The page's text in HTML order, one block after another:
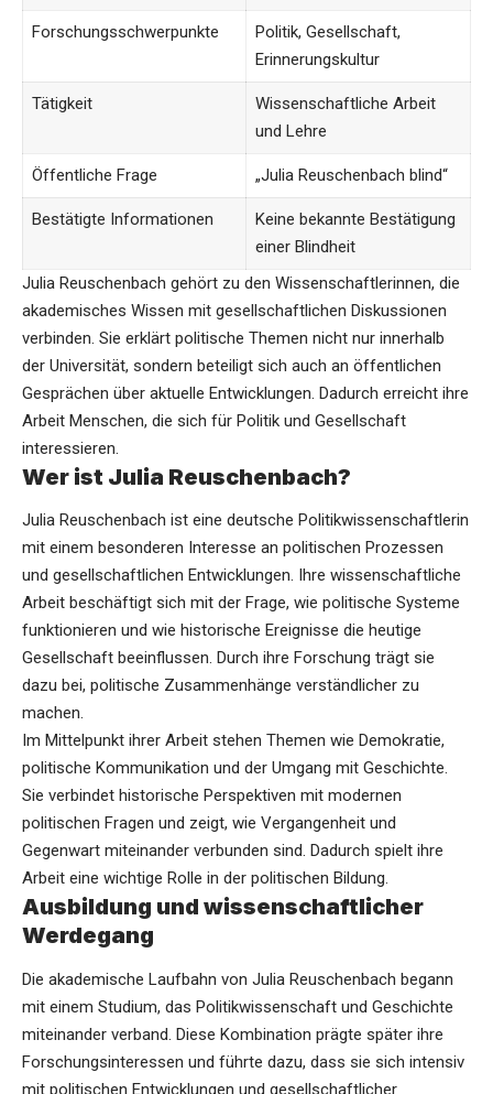
Forschungsschwerpunkte
Politik, Gesellschaft,
Erinnerungskultur
Tätigkeit
Wissenschaftliche Arbeit
und Lehre
Öffentliche Frage „Julia Reuschenbach blind“
Bestätigte Informationen
Keine bekannte Bestätigung
einer Blindheit
Julia Reuschenbach gehört zu den Wissenschaftlerinnen, die
akademisches Wissen mit gesellschaftlichen Diskussionen
verbinden. Sie erklärt politische Themen nicht nur innerhalb
der Universität, sondern beteiligt sich auch an öffentlichen
Gesprächen über aktuelle Entwicklungen. Dadurch erreicht ihre
Arbeit Menschen, die sich für Politik und Gesellschaft
interessieren.
Wer ist Julia Reuschenbach?
Julia Reuschenbach ist eine deutsche Politikwissenschaftlerin
mit einem besonderen Interesse an politischen Prozessen
und gesellschaftlichen Entwicklungen. Ihre wissenschaftliche
Arbeit beschäftigt sich mit der Frage, wie politische Systeme
funktionieren und wie historische Ereignisse die heutige
Gesellschaft beeinflussen. Durch ihre Forschung trägt sie
dazu bei, politische Zusammenhänge verständlicher zu
machen.
Im Mittelpunkt ihrer Arbeit stehen Themen wie Demokratie,
politische Kommunikation und der Umgang mit Geschichte.
Sie verbindet historische Perspektiven mit modernen
politischen Fragen und zeigt, wie Vergangenheit und
Gegenwart miteinander verbunden sind. Dadurch spielt ihre
Arbeit eine wichtige Rolle in der politischen Bildung.
Ausbildung und wissenschaftlicher
Werdegang
Die akademische Laufbahn von Julia Reuschenbach begann
mit einem Studium, das Politikwissenschaft und Geschichte
miteinander verband. Diese Kombination prägte später ihre
Forschungsinteressen und führte dazu, dass sie sich intensiv
mit politischen Entwicklungen und gesellschaftlicher